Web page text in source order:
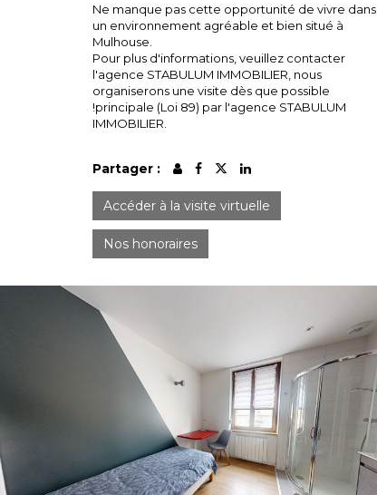
Ne manque pas cette opportunité de vivre dans
un environnement agréable et bien situé à
Mulhouse.
Pour plus d'informations, veuillez contacter
l'agence STABULUM IMMOBILIER, nous
organiserons une visite dès que possible
!principale (Loi 89) par l'agence STABULUM
IMMOBILIER.
Partager :
Accéder à la visite virtuelle
Nos honoraires